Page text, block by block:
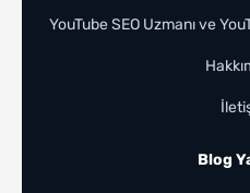
YouTube SEO Uzmanı ve
Blog